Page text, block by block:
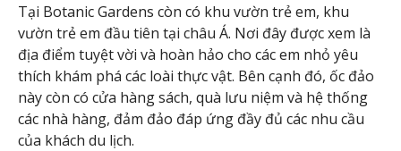
Tại Botanic Gardens còn có khu vườn trẻ em, khu
vườn trẻ em đầu tiên tại châu Á. Nơi đây được xem là
địa điểm tuyệt vời và hoàn hảo cho các em nhỏ yêu
thích khám phá các loài thực vật. Bên cạnh đó, ốc đảo
này còn có cửa hàng sách, quà lưu niệm và hệ thống
các nhà hàng, đảm đảo đáp ứng đầy đủ các nhu cầu
của khách du lịch.